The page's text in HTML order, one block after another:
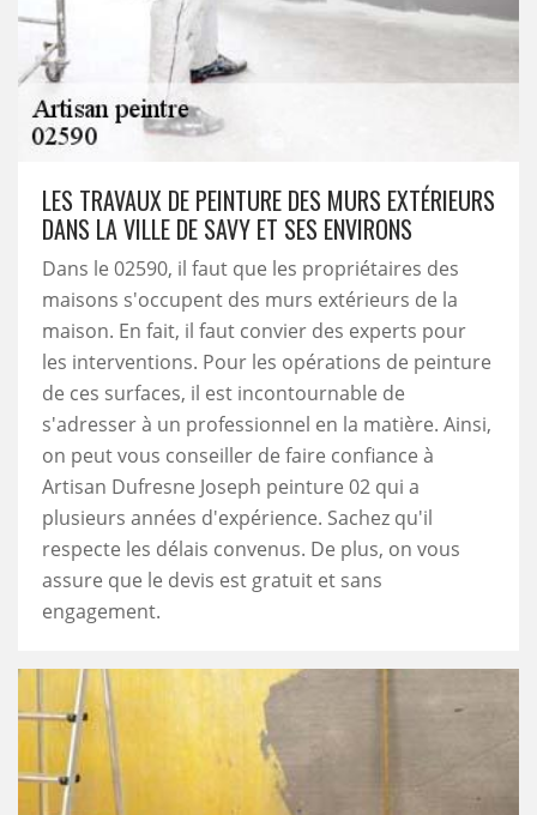
LES TRAVAUX DE PEINTURE DES MURS EXTÉRIEURS
DANS LA VILLE DE SAVY ET SES ENVIRONS
Dans le 02590, il faut que les propriétaires des
maisons s'occupent des murs extérieurs de la
maison. En fait, il faut convier des experts pour
les interventions. Pour les opérations de peinture
de ces surfaces, il est incontournable de
s'adresser à un professionnel en la matière. Ainsi,
on peut vous conseiller de faire confiance à
Artisan Dufresne Joseph peinture 02 qui a
plusieurs années d'expérience. Sachez qu'il
respecte les délais convenus. De plus, on vous
assure que le devis est gratuit et sans
engagement.